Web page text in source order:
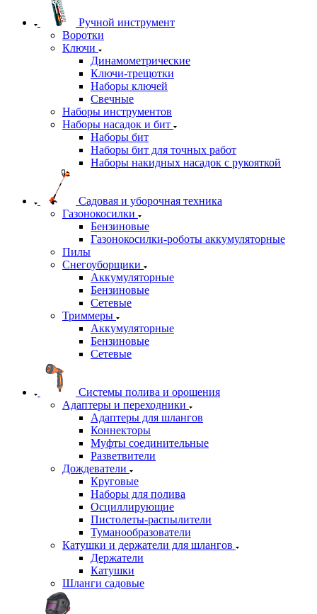
Ручной инструмент
Воротки
Ключи
Динамометрические
Ключи-трещотки
Наборы ключей
Свечные
Наборы инструментов
Наборы насадок и бит
Наборы бит
Наборы бит для точных работ
Наборы накидных насадок с рукояткой
Садовая и уборочная техника
Газонокосилки
Бензиновые
Газонокосилки-роботы аккумуляторные
Пилы
Снегоуборщики
Аккумуляторные
Бензиновые
Сетевые
Триммеры
Аккумуляторные
Бензиновые
Сетевые
Системы полива и орошения
Адаптеры и переходники
Адаптеры для шлангов
Коннекторы
Муфты соединительные
Разветвители
Дождеватели
Круговые
Наборы для полива
Осциллирующие
Пистолеты-распылители
Туманообразователи
Катушки и держатели для шлангов
Держатели
Катушки
Шланги садовые